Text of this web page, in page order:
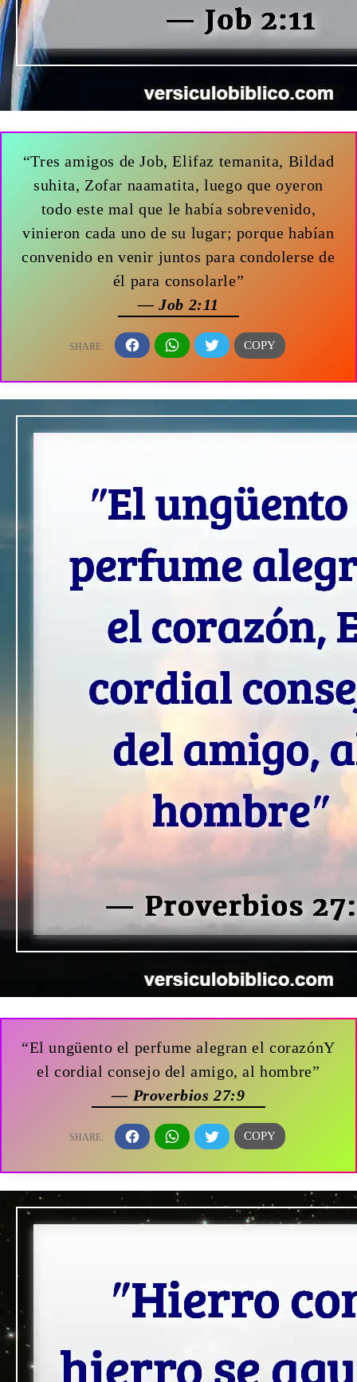
“Tres amigos de Job, Elifaz temanita, Bildad
suhita, Zofar naamatita, luego que oyeron
todo este mal que le había sobrevenido,
vinieron cada uno de su lugar; porque habían
convenido en venir juntos para condolerse de
él para consolarle”
— Job 2:11
“El ungüento el perfume alegran el corazónY
el cordial consejo del amigo, al hombre”
— Proverbios 27:9